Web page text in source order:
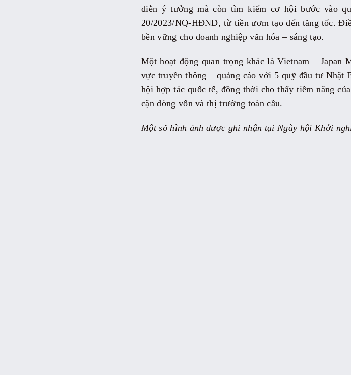
diễn ý tưởng mà còn tìm kiếm cơ hội bước vào
20/2023/NQ-HĐND, từ tiền ươm tạo đến tăng tốc.
bền vững cho doanh nghiệp văn hóa – sáng tạo.
Một hoạt động quan trọng khác là Vietnam –
vực truyền thông – quảng cáo với 5 quỹ đầu tư
hội hợp tác quốc tế, đồng thời cho thấy tiềm năng
cận dòng vốn và thị trường toàn cầu.
Một số hình ảnh được ghi nhận tại Ngày hội Khởi